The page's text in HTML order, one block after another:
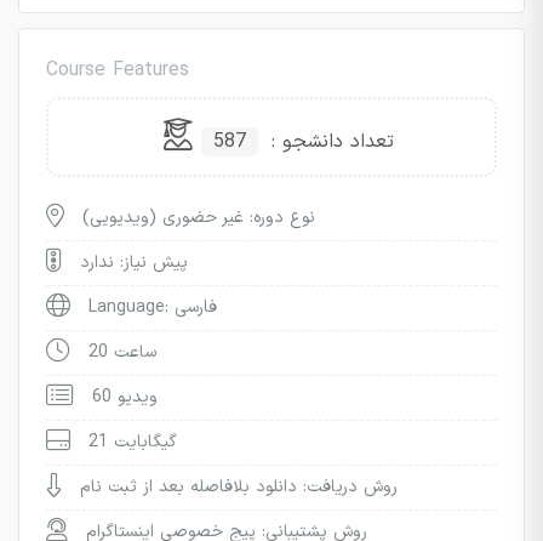
Course Features
تعداد دانشجو : 587
نوع دوره: غیر حضوری (ویدیویی)
پیش نیاز: ندارد
Language: فارسی
20 ساعت
60 ویدیو
21 گیگابایت
روش دریافت: دانلود بلافاصله بعد از ثبت نام
روش پشتیبانی: پیج خصوصی اینستاگرام